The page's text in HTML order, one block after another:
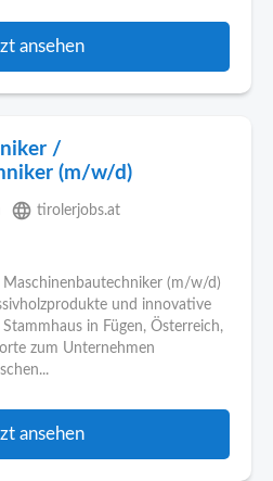
ansehen
/
(m/w/d)
language tirolerjobs.at
(m/w/d)
und innovative
in Fügen, Österreich,
zum Unternehmen
ansehen